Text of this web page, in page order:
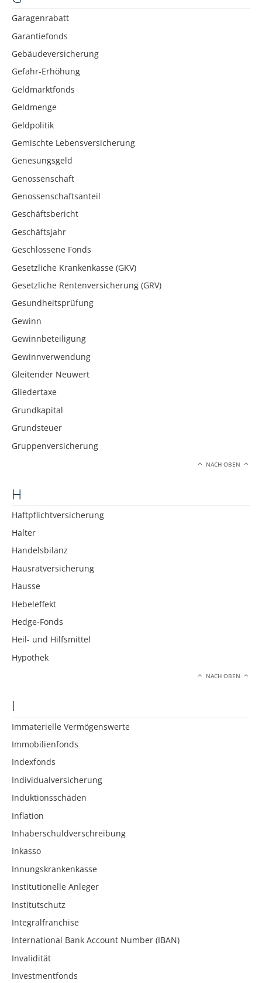
Garagenrabatt
Garantiefonds
Gebäudeversicherung
Gefahr-Erhöhung
Geldmarktfonds
Geldmenge
Geldpolitik
Gemischte Lebensversicherung
Genesungsgeld
Genossenschaft
Genossenschaftsanteil
Geschäftsbericht
Geschäftsjahr
Geschlossene Fonds
Gesetzliche Krankenkasse (GKV)
Gesetzliche Rentenversicherung (GRV)
Gesundheitsprüfung
Gewinn
Gewinnbeteiligung
Gewinnverwendung
Gleitender Neuwert
Gliedertaxe
Grundkapital
Grundsteuer
Gruppenversicherung
NACH OBEN
H
Haftpflichtversicherung
Halter
Handelsbilanz
Hausratversicherung
Hausse
Hebeleffekt
Hedge-Fonds
Heil- und Hilfsmittel
Hypothek
NACH OBEN
I
Immaterielle Vermögenswerte
Immobilienfonds
Indexfonds
Individualversicherung
Induktionsschäden
Inflation
Inhaberschuldverschreibung
Inkasso
Innungskrankenkasse
Institutionelle Anleger
Institutschutz
Integralfranchise
International Bank Account Number (IBAN)
Invalidität
Investmentfonds